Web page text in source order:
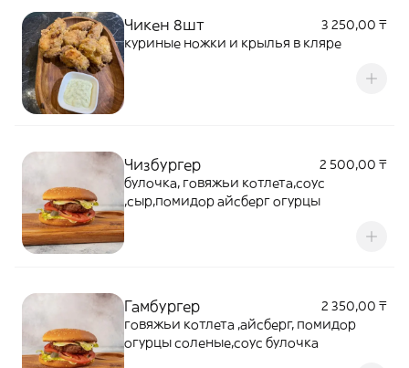
Чикен 8шт
3 250,00 ₸
куриные ножки и крылья в кляре
Чизбургер
2 500,00 ₸
булочка, говяжьи котлета,соус
,сыр,помидор айсберг огурцы
Гамбургер
2 350,00 ₸
говяжьи котлета ,айсберг, помидор
огурцы соленые,соус булочка